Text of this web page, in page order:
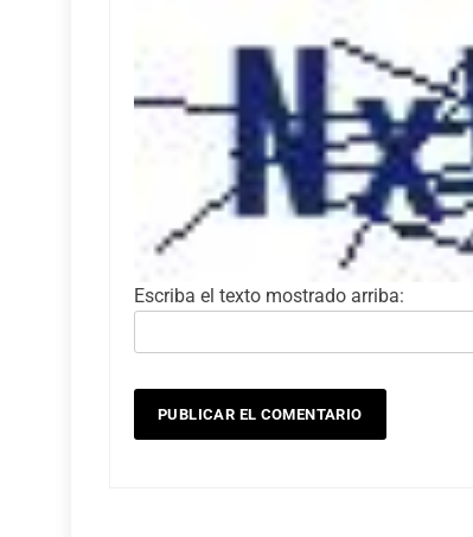
Escriba el texto mostrado arriba: